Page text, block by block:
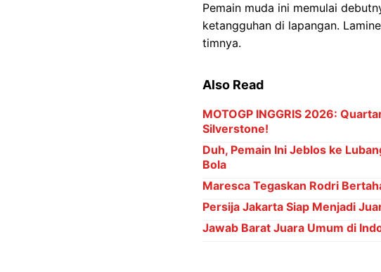
Pemain muda ini memulai
ketangguhan di lapangan.
timnya.
Also Read
MOTOGP INGGRIS 2026:
Silverstone!
Duh, Pemain Ini Jeblos ke
Bola
Maresca Tegaskan Rodri
Persija Jakarta Siap Menjadi
Jawab Barat Juara Umum di